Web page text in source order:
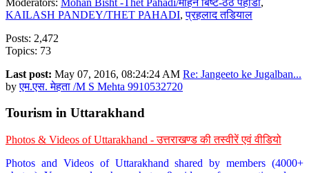
KAILASH PANDEY/THET PAHADI,प्रहलाद तडियाल
Posts: 2,472
Topics: 73
Last post: May 07, 2016, 08:24:24 AM Re: Jangeeto ke Jugalban...
byएम.एस. मेहता /M S Mehta 9910532720
Tourism in Uttarakhand
Photos & Videos of Uttarakhand - उत्तराखण्ड की तस्वीरें एवं वीडियो
Photos and Videos of Uttarakhand shared by members (4000+